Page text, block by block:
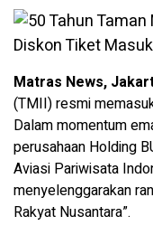
Matras News,
(TMII) resmi
Dalam momentum
perusahaan Holding
Aviasi Pariwisata
menyelenggarakan
Rakyat Nusantara”.